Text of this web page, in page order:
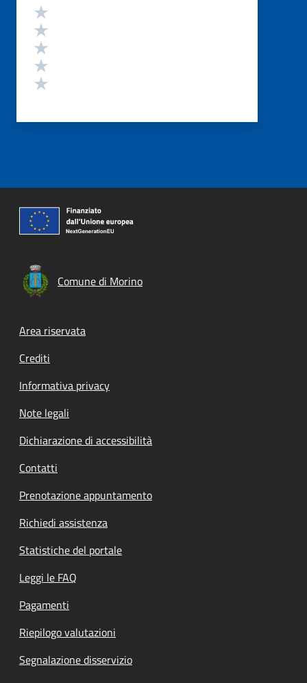
Valutazione
Comune di Morino
Footer menu
Area riservata
Crediti
Informativa privacy
Note legali
Dichiarazione di accessibilità
Contatti
Prenotazione appuntamento
Richiedi assistenza
Statistiche del portale
Leggi le FAQ
Pagamenti
Riepilogo valutazioni
Segnalazione disservizio